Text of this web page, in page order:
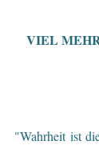
VIEL
"Wahrheit ist